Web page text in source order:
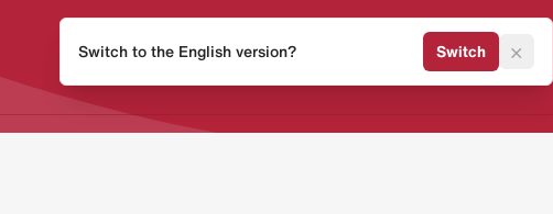
Release Kalender Sneaker
Switch to the English version? Switch ×